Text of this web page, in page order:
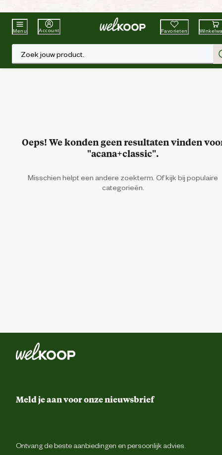
Beste WinkelketenTuin & Dier
Menu Account Favorieten
Zoek jouw product.
Oeps! We konden geen resultaten vinden
"acana+classic".
Misschien helpt een andere zoekterm. Of kijk bij populaire
categorieën.
Meld je aan voor onze nieuwsbrief
Ontvang de beste aanbiedingen en persoonlijk advies.